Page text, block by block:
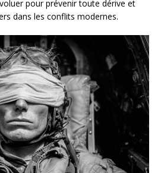
pour prévenir toute dérive et
dans les conflits modernes.